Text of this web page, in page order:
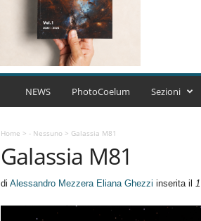
C
r
NEWS PhotoCoelum Sezioni
Home > - Nessuno> Galassia M81
Galassia M81
di Alessandro Mezzera Eliana Ghezzi inserita il